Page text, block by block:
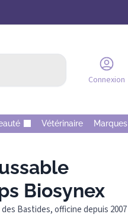
Connexion
Vétérinaire Marques
Biosynex
des Bastides, officine depuis 2007